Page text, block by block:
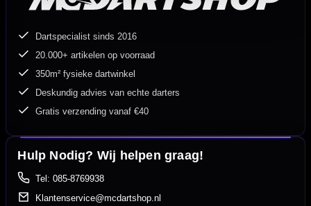
Dartspecialist sinds 2016
20.000+ artikelen op voorraad
350m² fysieke dartwinkel
Deskundig advies van echte darters
Gratis verzending vanaf €40
Hulp Nodig? Wij helpen graag!
Tel: 085-8769938
Klantenservice@mcdartshop.nl